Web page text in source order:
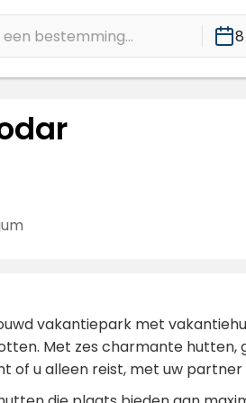
een bestemming...
vakantiepark met
Met zes charmante hutten,
of u alleen reist, met uw